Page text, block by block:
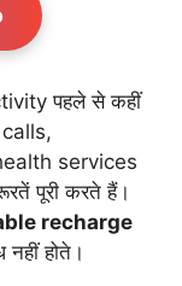
पहले से कहीं
calls,
services
पूरी करते हैं।
recharge
होते।